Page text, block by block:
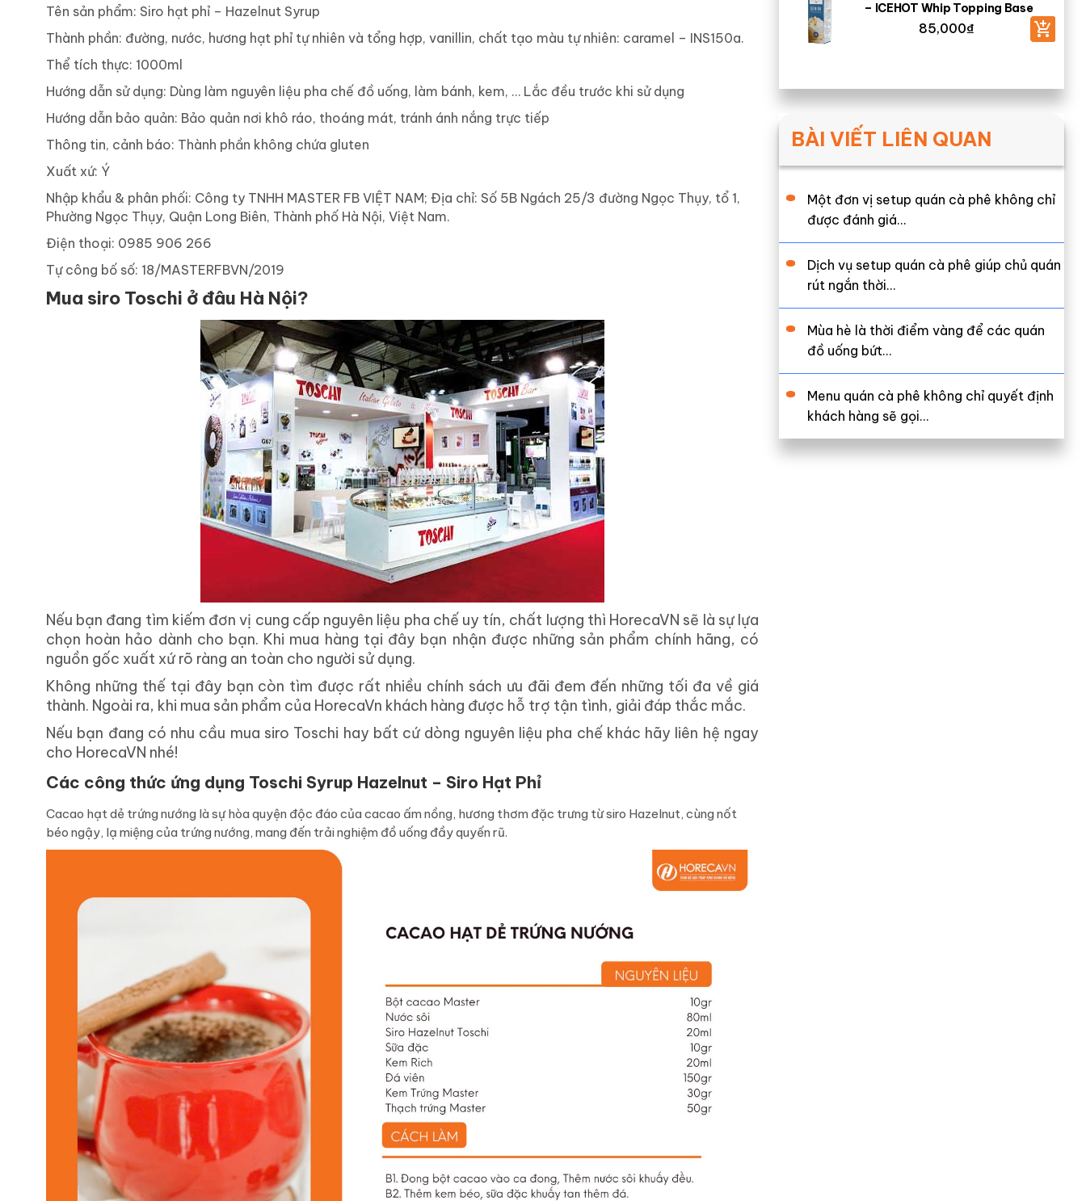
Tên sản phẩm: Siro hạt phỉ – Hazelnut Syrup
Thành phần: đường, nước, hương hạt phỉ tự nhiên và tổng hợp, vanillin, chất tạo màu tự nhiên: caramel – INS150a.
Thể tích thực: 1000ml
Hướng dẫn sử dụng: Dùng làm nguyên liệu pha chế đồ uống, làm bánh, kem, … Lắc đều trước khi sử dụng
Hướng dẫn bảo quản: Bảo quản nơi khô ráo, thoáng mát, tránh ánh nắng trực tiếp
Thông tin, cảnh báo: Thành phần không chứa gluten
Xuất xứ: Ý
Nhập khẩu & phân phối: Công ty TNHH MASTER FB VIỆT NAM; Địa chỉ: Số 5B Ngách 25/3 đường Ngọc Thụy, tổ 1,
Phường Ngọc Thụy, Quận Long Biên, Thành phố Hà Nội, Việt Nam.
Điện thoại: 0985 906 266
Tự công bố số: 18/MASTERFBVN/2019
Mua siro Toschi ở đâu Hà Nội?
Nếu bạn đang tìm kiếm đơn vị cung cấp nguyên liệu pha chế uy tín, chất lượng thì HorecaVN sẽ là sự lựa
chọn hoàn hảo dành cho bạn. Khi mua hàng tại đây bạn nhận được những sản phẩm chính hãng, có
nguồn gốc xuất xứ rõ ràng an toàn cho người sử dụng.
Không những thế tại đây bạn còn tìm được rất nhiều chính sách ưu đãi đem đến những tối đa về giá
thành. Ngoài ra, khi mua sản phẩm của HorecaVn khách hàng được hỗ trợ tận tình, giải đáp thắc mắc.
Nếu bạn đang có nhu cầu mua siro Toschi hay bất cứ dòng nguyên liệu pha chế khác hãy liên hệ ngay
cho HorecaVN nhé!
Các công thức ứng dụng Toschi Syrup Hazelnut – Siro Hạt Phỉ
Cacao hạt dẻ trứng nướng là sự hòa quyện độc đáo của cacao ấm nồng, hương thơm đặc trưng từ siro Hazelnut, cùng nốt
béo ngậy, lạ miệng của trứng nướng, mang đến trải nghiệm đồ uống đầy quyến rũ.
– ICEHOT Whip Topping Base
85,000₫
BÀI VIẾT LIÊN QUAN
Một đơn vị setup quán cà phê không chỉ
được đánh giá…
Dịch vụ setup quán cà phê giúp chủ quán
rút ngắn thời…
Mùa hè là thời điểm vàng để các quán
đồ uống bứt…
Menu quán cà phê không chỉ quyết định
khách hàng sẽ gọi…